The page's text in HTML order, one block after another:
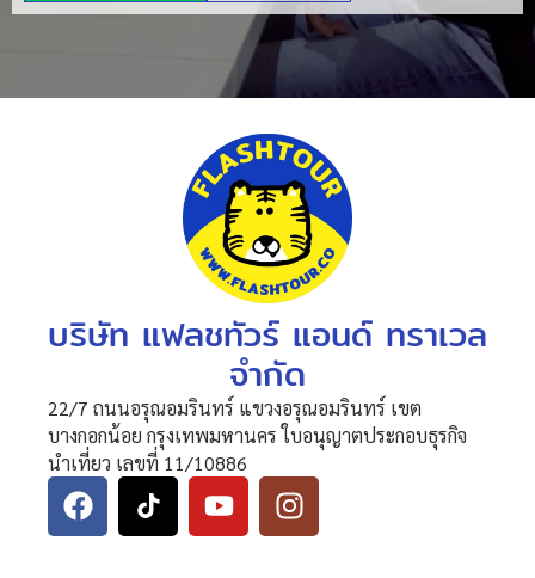
บริษัท แฟลชทัวร์ แอนด์ ทราเวล
จำกัด
22/7 ถนนอรุณอมรินทร์ แขวงอรุณอมรินทร์ เขต
บางกอกน้อย กรุงเทพมหานคร ใบอนุญาตประกอบธุรกิจ
นำเที่ยว เลขที่ 11/10886